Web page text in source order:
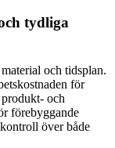
tydliga
och tidsplan.
för
och
förebyggande
över både